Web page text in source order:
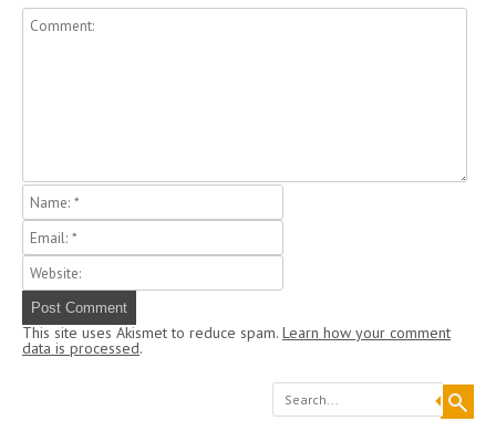
This site uses Akismet to reduce spam. Learn how your comment
data is processed.
Search